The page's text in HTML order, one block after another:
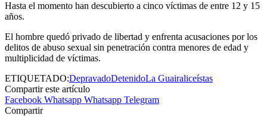
Hasta el momento han descubierto a cinco víctimas de entre 12 y 15
años.
El hombre quedó privado de libertad y enfrenta acusaciones por los
delitos de abuso sexual sin penetración contra menores de edad y
multiplicidad de víctimas.
ETIQUETADO:DepravadoDetenidoLa Guairaliceístas
Compartir este artículo
Facebook Whatsapp Whatsapp Telegram
Compartir